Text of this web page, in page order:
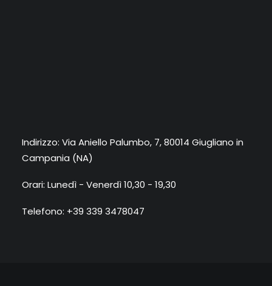
Indirizzo: Via Aniello Palumbo, 7, 80014 Giugliano in
Campania (NA)
Orari: Lunedì - Venerdì 10,30 - 19,30
Telefono: +39 339 3478047